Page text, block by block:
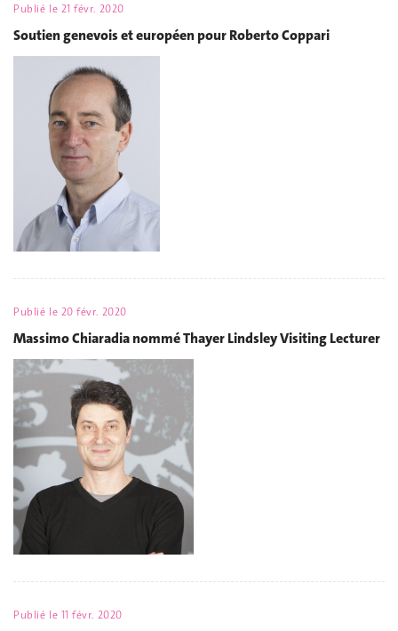
Publié le 21 févr. 2020
Soutien genevois et européen pour Roberto Coppari
Publié le 20 févr. 2020
Massimo Chiaradia nommé Thayer Lindsley Visiting Lecturer
Publié le 11 févr. 2020